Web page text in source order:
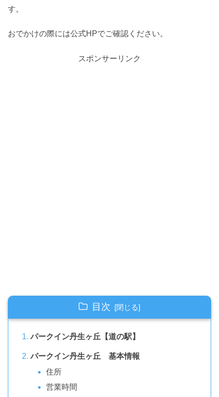
す。
おでかけの際には公式HPでご確認ください。
スポンサーリンク
目次
パークイン丹生ヶ丘【道の駅】
パークイン丹生ヶ丘 基本情報
住所
営業時間